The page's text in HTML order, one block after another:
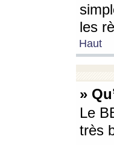
les
Haut
»
Le
très